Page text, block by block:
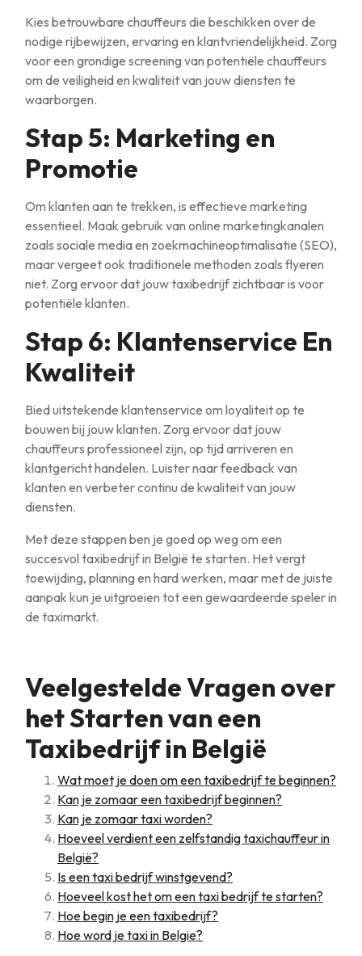
Kies betrouwbare chauffeurs die beschikken over de
nodige rijbewijzen, ervaring en klantvriendelijkheid. Zorg
voor een grondige screening van potentiële chauffeurs
om de veiligheid en kwaliteit van jouw diensten te
waarborgen.
Stap 5: Marketing en
Promotie
Om klanten aan te trekken, is effectieve marketing
essentieel. Maak gebruik van online marketingkanalen
zoals sociale media en zoekmachineoptimalisatie (SEO),
maar vergeet ook traditionele methoden zoals flyeren
niet. Zorg ervoor dat jouw taxibedrijf zichtbaar is voor
potentiële klanten.
Stap 6: Klantenservice En
Kwaliteit
Bied uitstekende klantenservice om loyaliteit op te
bouwen bij jouw klanten. Zorg ervoor dat jouw
chauffeurs professioneel zijn, op tijd arriveren en
klantgericht handelen. Luister naar feedback van
klanten en verbeter continu de kwaliteit van jouw
diensten.
Met deze stappen ben je goed op weg om een
succesvol taxibedrijf in België te starten. Het vergt
toewijding, planning en hard werken, maar met de juiste
aanpak kun je uitgroeien tot een gewaardeerde speler in
de taximarkt.
Veelgestelde Vragen over
het Starten van een
Taxibedrijf in België
Wat moet je doen om een taxibedrijf te beginnen?
Kan je zomaar een taxibedrijf beginnen?
Kan je zomaar taxi worden?
Hoeveel verdient een zelfstandig taxichauffeur in
België?
Is een taxi bedrijf winstgevend?
Hoeveel kost het om een taxi bedrijf te starten?
Hoe begin je een taxibedrijf?
Hoe word je taxi in Belgie?